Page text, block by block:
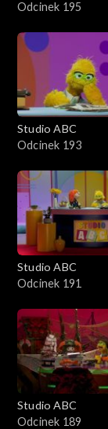
Odcinek 195
Studio ABC
Odcinek 193
Studio ABC
Odcinek 191
Studio ABC
Odcinek 189